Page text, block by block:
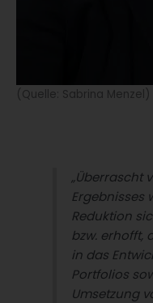
(Quelle: Sabrina Menzel)
„Überrascht
Ergebnisses
Reduktion
bzw. erhofft,
in das
Portfolios
Umsetzung